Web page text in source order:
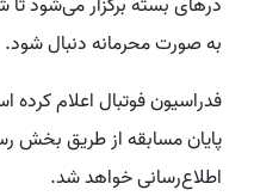
درهای بسته برگزار می‌شود تا
به صورت محرمانه دنبال شود.
فدراسیون فوتبال اعلام
پایان مسابقه از طریق بخش
اطلاع‌رسانی خواهد شد.